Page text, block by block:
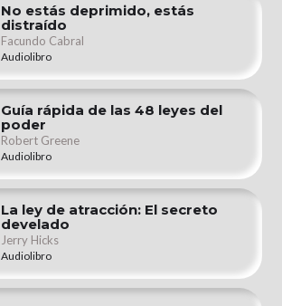
No estás deprimido, estás
distraído
Facundo Cabral
Audiolibro
Guía rápida de las 48 leyes del
poder
Robert Greene
Audiolibro
La ley de atracción: El secreto
develado
Jerry Hicks
Audiolibro